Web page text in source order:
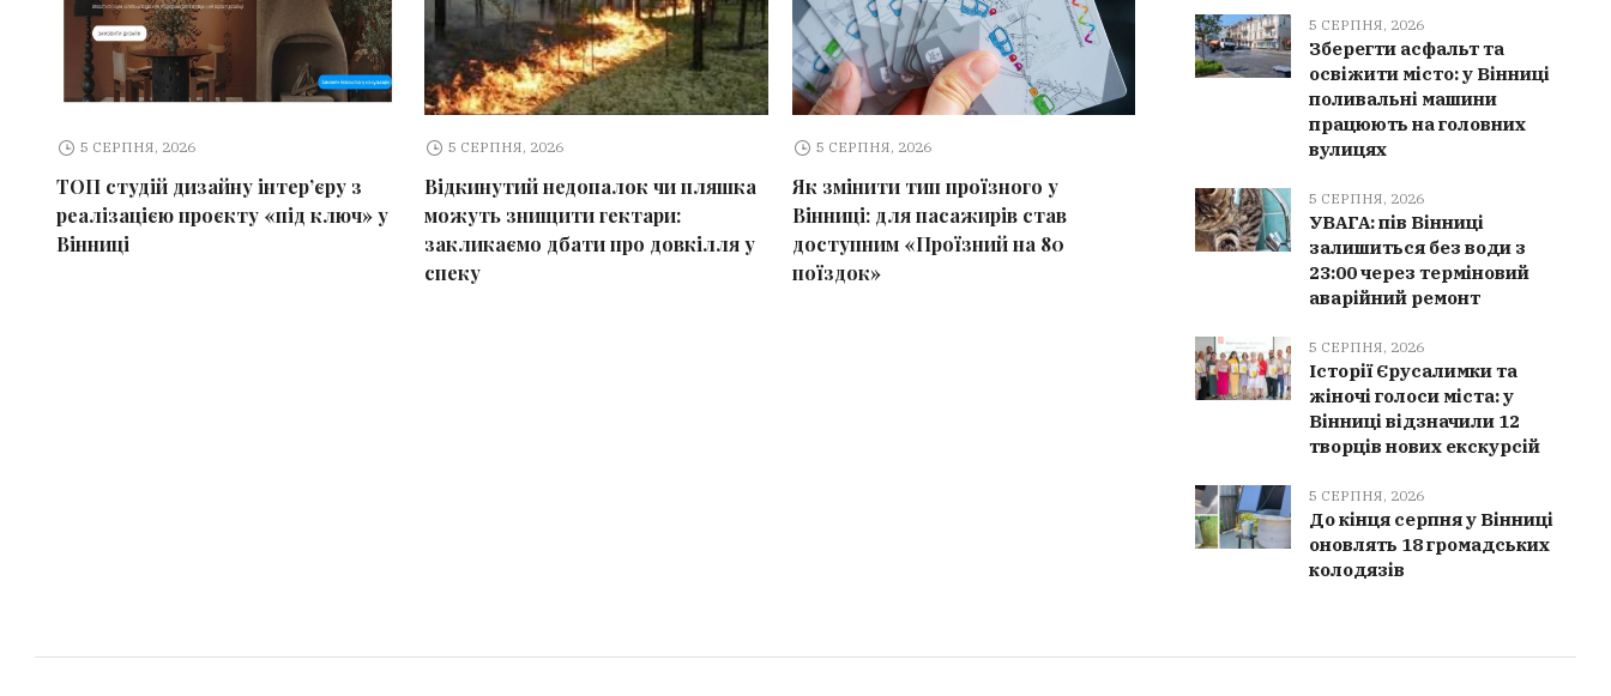
5 СЕРПНЯ, 2026
ТОП студій дизайну інтер’єру з
реалізацією проєкту «під ключ» у
Вінниці
5 СЕРПНЯ, 2026
Відкинутий недопалок чи пляшка
можуть знищити гектари:
закликаємо дбати про довкілля у
спеку
5 СЕРПНЯ, 2026
Як змінити тип проїзного у
Вінниці: для пасажирів став
доступним «Проїзний на 80
поїздок»
Якушинецькій громаді повернули 3
гектари земель водного фонду,
незаконно відданих у приватну
5 СЕРПНЯ, 2026
Зберегти асфальт та
освіжити місто: у Вінниці
поливальні машини
працюють на головних
вулицях
5 СЕРПНЯ, 2026
УВАГА: пів Вінниці
залишиться без води з
23:00 через терміновий
аварійний ремонт
5 СЕРПНЯ, 2026
Історії Єрусалимки та
жіночі голоси міста: у
Вінниці відзначили 12
творців нових екскурсій
5 СЕРПНЯ, 2026
До кінця серпня у Вінниці
оновлять 18 громадських
колодязів